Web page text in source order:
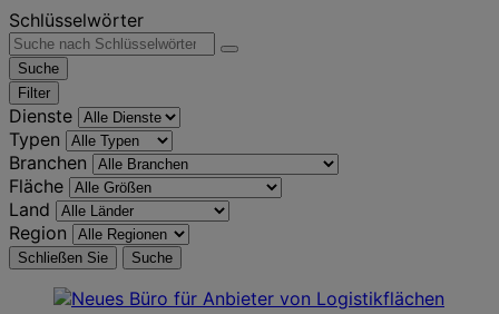
Schlüsselwörter
Suche
Filter
Dienste
Typen
Branchen
Fläche
Land
Region
Schließen Sie Suche